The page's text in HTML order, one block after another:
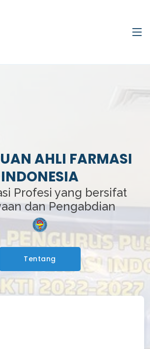
AHLI FARMASI
INDONESIA
Profesi yang bersifat
dan Pengabdian
Tentang